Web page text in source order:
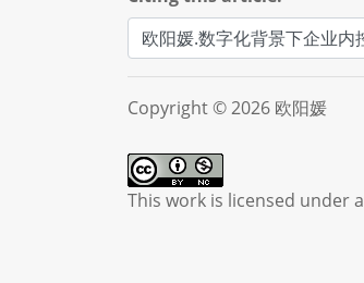
Copyright © 2026 欧阳媛
This work is licensed under a